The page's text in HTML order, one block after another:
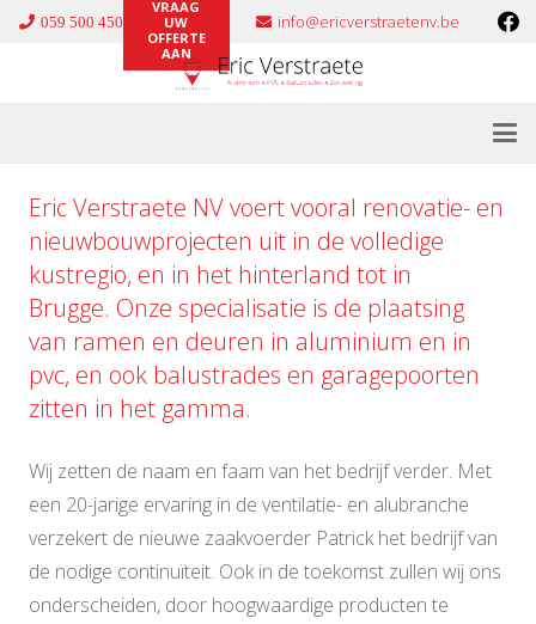
059 500 450
VRAAG
UW
OFFERTE
AAN
info@ericverstraetenv.be
Eric Verstraete NV voert vooral renovatie- en
nieuwbouwprojecten uit in de volledige
kustregio, en in het hinterland tot in
Brugge. Onze specialisatie is de plaatsing
van ramen en deuren in aluminium en in
pvc, en ook balustrades en garagepoorten
zitten in het gamma.
Wij zetten de naam en faam van het bedrijf verder. Met
een 20-jarige ervaring in de ventilatie- en alubranche
verzekert de nieuwe zaakvoerder Patrick het bedrijf van
de nodige continuïteit. Ook in de toekomst zullen wij ons
onderscheiden, door hoogwaardige producten te